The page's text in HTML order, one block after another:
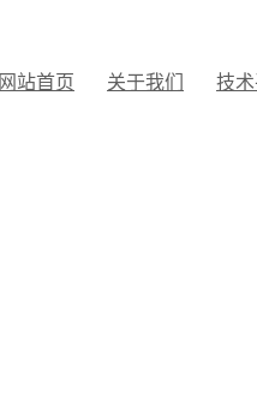
网站首页 关于我们 技